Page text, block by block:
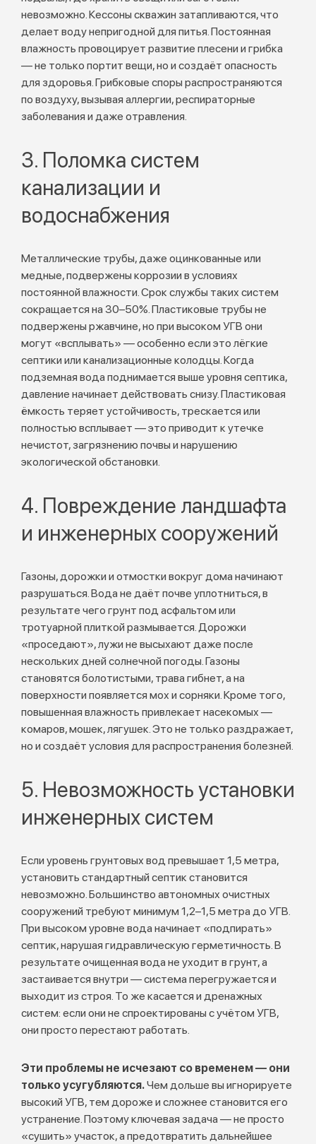
невозможно. Кессоны скважин затапливаются, что
делает воду непригодной для питья. Постоянная
влажность провоцирует развитие плесени и грибка
— не только портит вещи, но и создаёт опасность
для здоровья. Грибковые споры распространяются
по воздуху, вызывая аллергии, респираторные
заболевания и даже отравления.
3. Поломка систем
канализации и
водоснабжения
Металлические трубы, даже оцинкованные или
медные, подвержены коррозии в условиях
постоянной влажности. Срок службы таких систем
сокращается на 30–50%. Пластиковые трубы не
подвержены ржавчине, но при высоком УГВ они
могут «всплывать» — особенно если это лёгкие
септики или канализационные колодцы. Когда
подземная вода поднимается выше уровня септика,
давление начинает действовать снизу. Пластиковая
ёмкость теряет устойчивость, трескается или
полностью всплывает — это приводит к утечке
нечистот, загрязнению почвы и нарушению
экологической обстановки.
4. Повреждение ландшафта
и инженерных сооружений
Газоны, дорожки и отмостки вокруг дома начинают
разрушаться. Вода не даёт почве уплотниться, в
результате чего грунт под асфальтом или
тротуарной плиткой размывается. Дорожки
«проседают», лужи не высыхают даже после
нескольких дней солнечной погоды. Газоны
становятся болотистыми, трава гибнет, а на
поверхности появляется мох и сорняки. Кроме того,
повышенная влажность привлекает насекомых —
комаров, мошек, лягушек. Это не только раздражает,
но и создаёт условия для распространения болезней.
5. Невозможность установки
инженерных систем
Если уровень грунтовых вод превышает 1,5 метра,
установить стандартный септик становится
невозможно. Большинство автономных очистных
сооружений требуют минимум 1,2–1,5 метра до УГВ.
При высоком уровне вода начинает «подпирать»
септик, нарушая гидравлическую герметичность. В
результате очищенная вода не уходит в грунт, а
застаивается внутри — система перегружается и
выходит из строя. То же касается и дренажных
систем: если они не спроектированы с учётом УГВ,
они просто перестают работать.
Эти проблемы не исчезают со временем — они
только усугубляются.Чем дольше вы игнорируете
высокий УГВ, тем дороже и сложнее становится его
устранение. Поэтому ключевая задача — не просто
«сушить» участок, а предотвратить дальнейшее